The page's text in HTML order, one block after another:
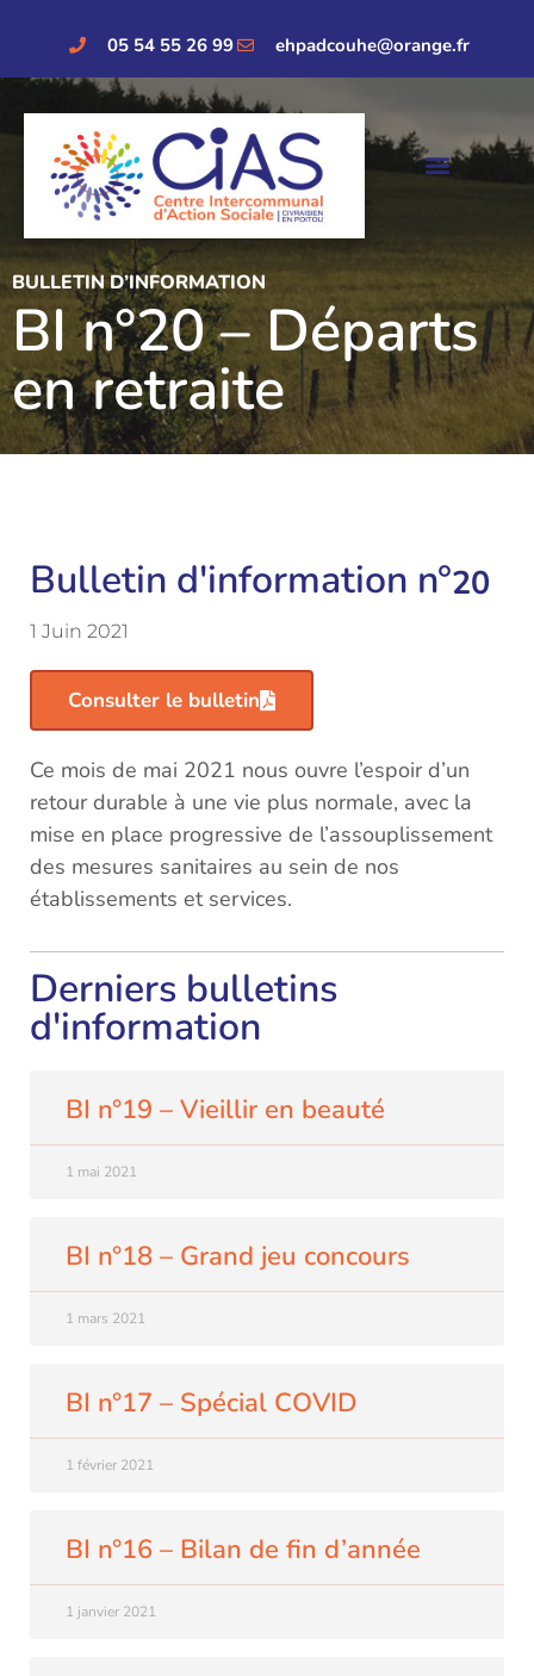
05 54 55 26 99 ehpadcouhe@orange.fr
BULLETIN D’INFORMATION
BI n°20 – Départs
en retraite
Bulletin d'information n°20
1 Juin 2021
Consulter le bulletin
Ce mois de mai 2021 nous ouvre l’espoir d’un
retour durable à une vie plus normale, avec la
mise en place progressive de l’assouplissement
des mesures sanitaires au sein de nos
établissements et services.
Derniers bulletins
d'information
BI n°19 – Vieillir en beauté
1 mai 2021
BI n°18 – Grand jeu concours
1 mars 2021
BI n°17 – Spécial COVID
1 février 2021
BI n°16 – Bilan de fin d’année
1 janvier 2021